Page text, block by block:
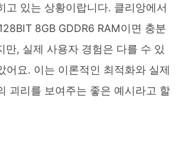
고 있는 상황이랍니다. 클리앙에서
8GB GDDR6 RAM이면 충분
만, 실제 사용자 경험은 다를 수 있
어요. 이는 이론적인 최적화와 실제
괴리를 보여주는 좋은 예시라고 할